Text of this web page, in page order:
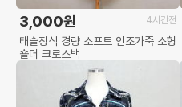
4시간전
3,000원
태슬장식 경량 소프트 인조가죽 소형
숄더 크로스백